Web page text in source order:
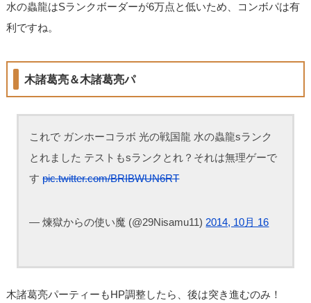
水の蟲龍はSランクボーダーが6万点と低いため、コンボパは有
利ですね。
木諸葛亮＆木諸葛亮パ
これで ガンホーコラボ 光の戦国龍 水の蟲龍sランク
とれました テストもsランクとれ？それは無理ゲーで
すpic.twitter.com/BRIBWUN6RT
— 煉獄からの使い魔 (@29Nisamu11) 2014, 10月 16
木諸葛亮パーティーもHP調整したら、後は突き進むのみ！